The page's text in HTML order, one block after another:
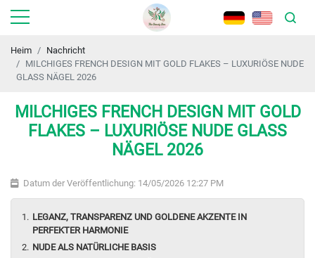
Heim
Nachricht
MILCHIGES FRENCH DESIGN MIT GOLD FLAKES – LUXURIÖSE NUDE
GLASS NÄGEL 2026
MILCHIGES FRENCH DESIGN MIT GOLD
FLAKES – LUXURIÖSE NUDE GLASS
NÄGEL 2026
Datum der Veröffentlichung: 14/05/2026 12:27 PM
LEGANZ, TRANSPARENZ UND GOLDENE AKZENTE IN
PERFEKTER HARMONIE
NUDE ALS NATÜRLICHE BASIS